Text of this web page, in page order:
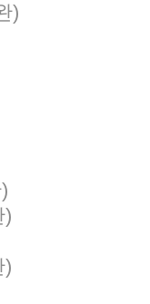
)
)
)